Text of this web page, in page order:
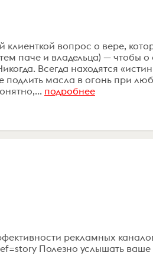
вопрос о вере,
паче и владельца) — чтобы о
Всегда находятся
подлить масла в огонь при
подробнее
рекламных
Полезно услышать ваше